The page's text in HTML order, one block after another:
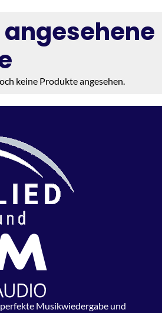
keine Produkte angesehen.
Musikwiedergabe und